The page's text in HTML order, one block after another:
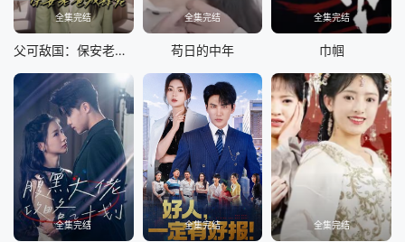
全集完结
父可敌国：保安老爸放肆宠
全集完结
苟日的中年
全集完结
巾帼
全集完结 全集完结 全集完结